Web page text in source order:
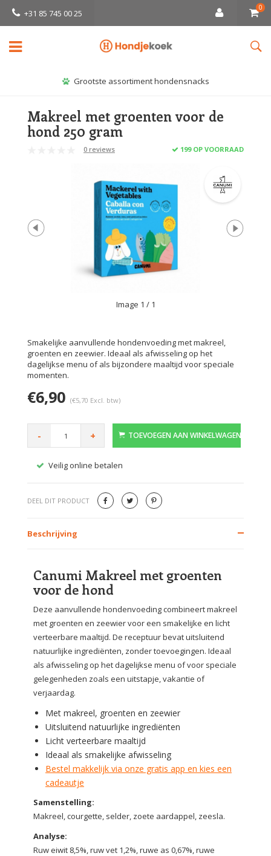
+31 85 745 00 25
0
Grootste assortiment hondensnacks
Makreel met groenten voor de
hond 250 gram
0 reviews 199 OP VOORRAAD
Image 1 / 1
Smakelijke aanvullende hondenvoeding met makreel,
groenten en zeewier. Ideaal als afwisseling op het
dagelijkse menu of als bijzondere maaltijd voor speciale
momenten.
€6,90 (€5,70 Excl. btw)
- + TOEVOEGEN AAN WINKELWAGEN
Veilig online betalen
DEEL DIT PRODUCT
Beschrijving
Canumi Makreel met groenten
voor de hond
Deze aanvullende hondenvoeding combineert makreel
met groenten en zeewier voor een smakelijke en licht
verteerbare maaltijd. De receptuur bevat uitsluitend
natuurlijke ingrediënten, zonder toevoegingen. Ideaal
als afwisseling op het dagelijkse menu of voor speciale
gelegenheden zoals een uitstapje, vakantie of
verjaardag.
Met makreel, groenten en zeewier
Uitsluitend natuurlijke ingrediënten
Licht verteerbare maaltijd
Ideaal als smakelijke afwisseling
Bestel makkelijk via onze gratis app en kies een
cadeautje
Samenstelling:
Makreel, courgette, selder, zoete aardappel, zeesla.
Analyse:
Ruw eiwit 8,5%, ruw vet 1,2%, ruwe as 0,67%, ruwe